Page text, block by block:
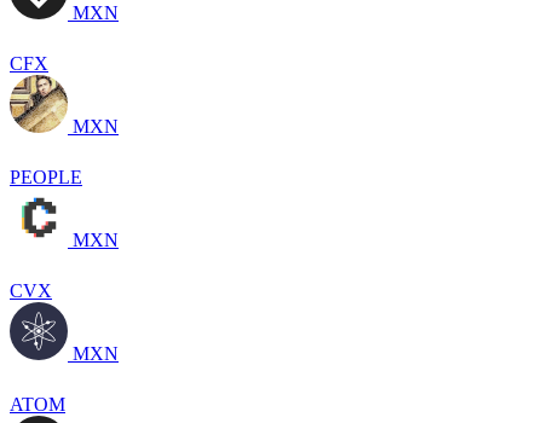
MXN
CFX
MXN
PEOPLE
MXN
CVX
MXN
ATOM